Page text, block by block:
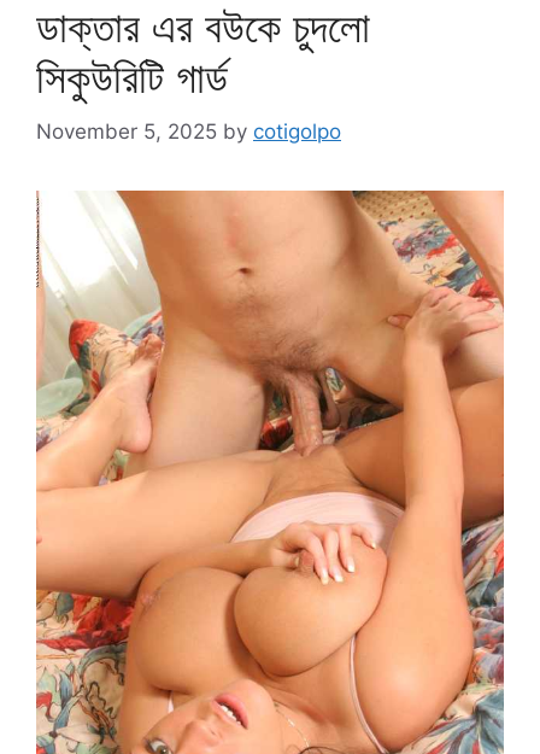
ডাক্তার এর বউকে চুদলো
সিকুউরিটি গার্ড
November 5, 2025 by cotigolpo